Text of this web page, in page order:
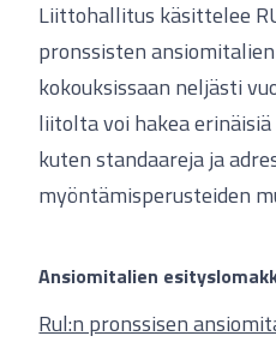
Liittohallitus käsittelee
pronssisten
kokouksissaan neljästi
liitolta voi hakea
kuten standaareja ja
myöntämisperusteiden
Ansiomitalien
Rul:n pronssisen